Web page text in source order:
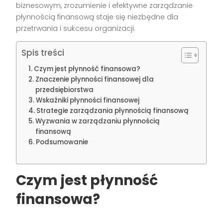
biznesowym, zrozumienie i efektywne zarządzanie
płynnością finansową staje się niezbędne dla
przetrwania i sukcesu organizacji.
Spis treści
Czym jest płynność finansowa?
Znaczenie płynności finansowej dla
przedsiębiorstwa
Wskaźniki płynności finansowej
Strategie zarządzania płynnością finansową
Wyzwania w zarządzaniu płynnością
finansową
Podsumowanie
Czym jest płynność
finansowa?